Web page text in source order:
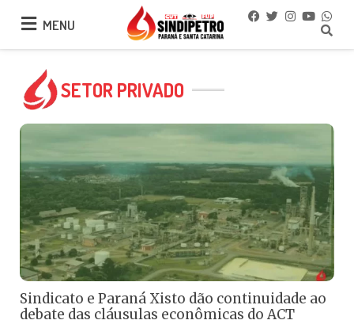
MENU
MENU
SETOR PRIVADO
Sindicato e Paraná Xisto dão continuidade ao
debate das cláusulas econômicas do ACT